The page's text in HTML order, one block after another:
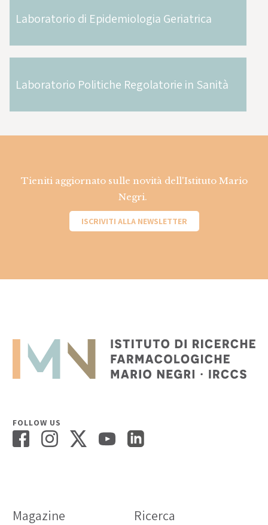
Laboratorio di Epidemiologia Geriatrica
Laboratorio Politiche Regolatorie in Sanità
Tieniti aggiornato sulle novità dell'Istituto Mario
Negri.
ISCRIVITI ALLA NEWSLETTER
FOLLOW US
Magazine
Ricerca